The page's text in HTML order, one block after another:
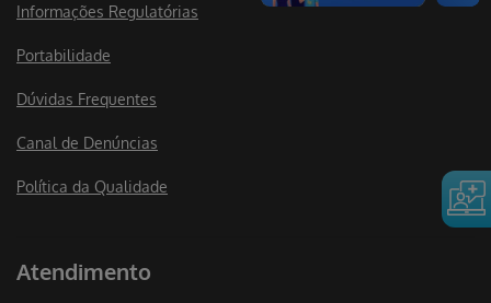
Informações Regulatórias
Portabilidade
Dúvidas Frequentes
Canal de Denúncias
Política da Qualidade
Atendimento